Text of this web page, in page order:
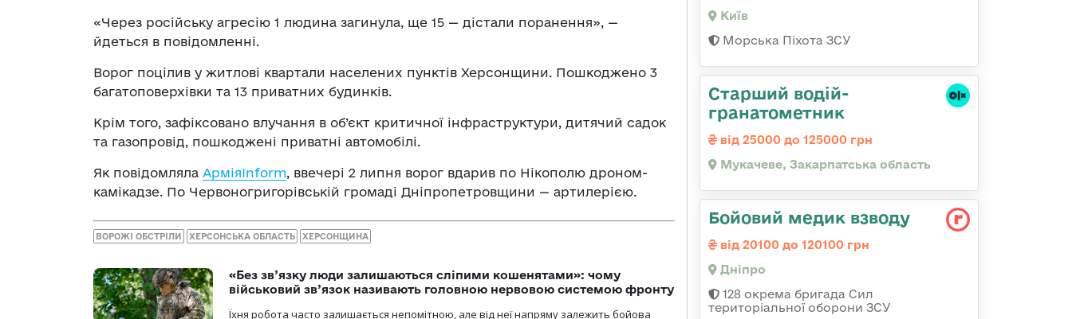
«Через російську агресію 1 людина загинула, ще 15 — дістали поранення», —
йдеться в повідомленні.
Ворог поцілив у житлові квартали населених пунктів Херсонщини. Пошкоджено 3
багатоповерхівки та 13 приватних будинків.
Крім того, зафіксовано влучання в об’єкт критичної інфраструктури, дитячий садок
та газопровід, пошкоджені приватні автомобілі.
Як повідомляла АрміяInform, ввечері 2 липня ворог вдарив по Нікополю дроном-
камікадзе. По Червоногригорівській громаді Дніпропетровщини — артилерією.
ВОРОЖІ ОБСТРІЛИ ХЕРСОНСЬКА ОБЛАСТЬ ХЕРСОНЩИНА
«Без зв’язку люди залишаються сліпими кошенятами»: чому
військовий зв’язок називають головною нервовою системою фронту
Їхня робота часто залишається непомітною, але від неї напряму залежить бойова
Київ
Морська Піхота ЗСУ
Старший водій-
гранатометник
від 25000 до 125000 грн
Мукачеве, Закарпатська область
Бойовий медик взводу
від 20100 до 120100 грн
Дніпро
128 окрема бригада Сил
територіальної оборони ЗСУ